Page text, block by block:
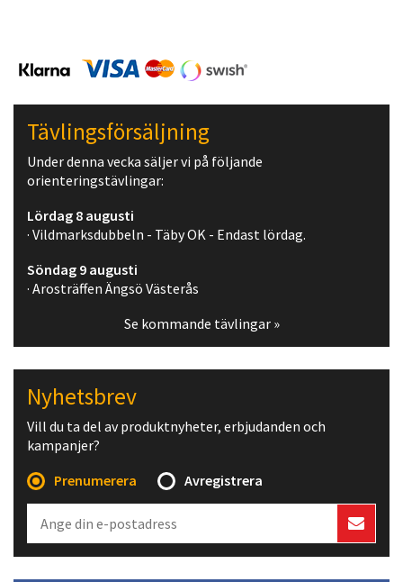
Tävlingsförsäljning
Under denna vecka säljer vi på följande
orienteringstävlingar:
Lördag 8 augusti
· Vildmarksdubbeln - Täby OK - Endast lördag.
Söndag 9 augusti
· Arosträffen Ängsö Västerås
Se kommande tävlingar »
Nyhetsbrev
Vill du ta del av produktnyheter, erbjudanden och
kampanjer?
Prenumerera
Avregistrera